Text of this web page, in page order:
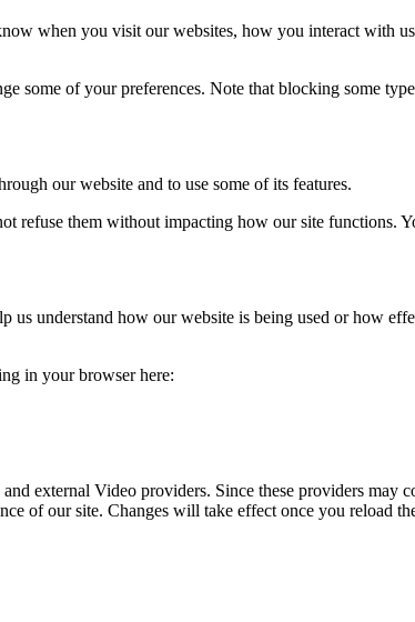
when you visit our websites, how you interact with
some of your preferences. Note that blocking some
our website and to use some of its features.
refuse them without impacting how our site functions.
understand how our website is being used or how
in your browser here:
external Video providers. Since these providers
of our site. Changes will take effect once you reload